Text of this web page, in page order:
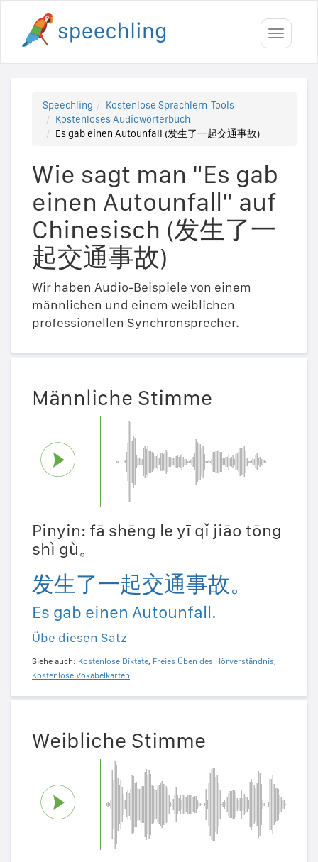
Toggle
Speechling
Kostenlose Sprachlern-Tools
Kostenloses Audiowörterbuch
Es gab einen Autounfall (发生了一起交通事故)
Wie sagt man "Es gab
einen Autounfall" auf
Chinesisch (发生了一
起交通事故)
Wir haben Audio-Beispiele von einem
männlichen und einem weiblichen
professionellen Synchronsprecher.
Männliche Stimme
Pinyin: fā shēng le yī qǐ jiāo tōng
shì gù。
发生了一起交通事故。
Es gab einen Autounfall.
Übe diesen Satz
Siehe auch: Kostenlose Diktate, Freies Üben des Hörverständnis,
Kostenlose Vokabelkarten
Weibliche Stimme